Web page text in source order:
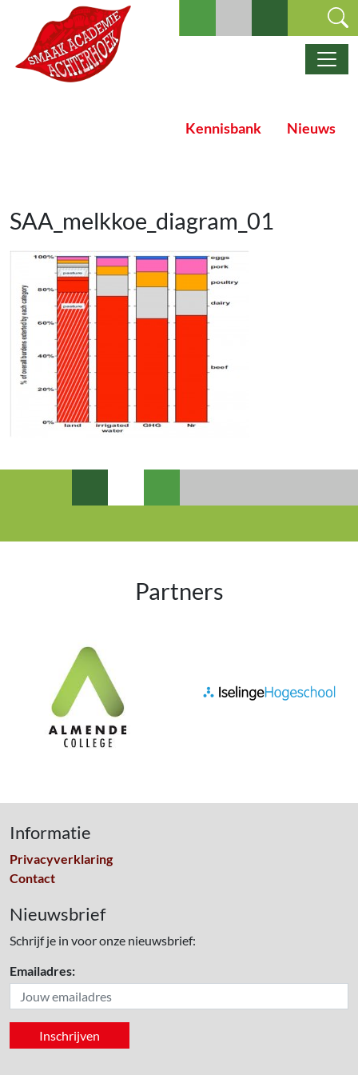
Ga naar de inhoud
Hoofdnavigatie
Kennisbank Nieuws
SAA_melkkoe_diagram_01
Partners
Informatie
Privacyverklaring
Contact
Nieuwsbrief
Schrijf je in voor onze nieuwsbrief:
Emailadres: